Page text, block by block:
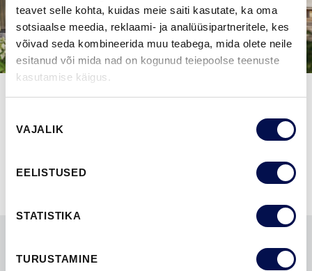
teavet selle kohta, kuidas meie saiti kasutate, ka oma
sotsiaalse meedia, reklaami- ja analüüsipartneritele, kes
võivad seda kombineerida muu teabega, mida olete neile
esitanud või mida nad on kogunud teiepoolse teenuste
kasutamise käigus.
valik
VAJALIK
EELISTUSED
STATISTIKA
TURUSTAMINE
NÄITA KÕIKI